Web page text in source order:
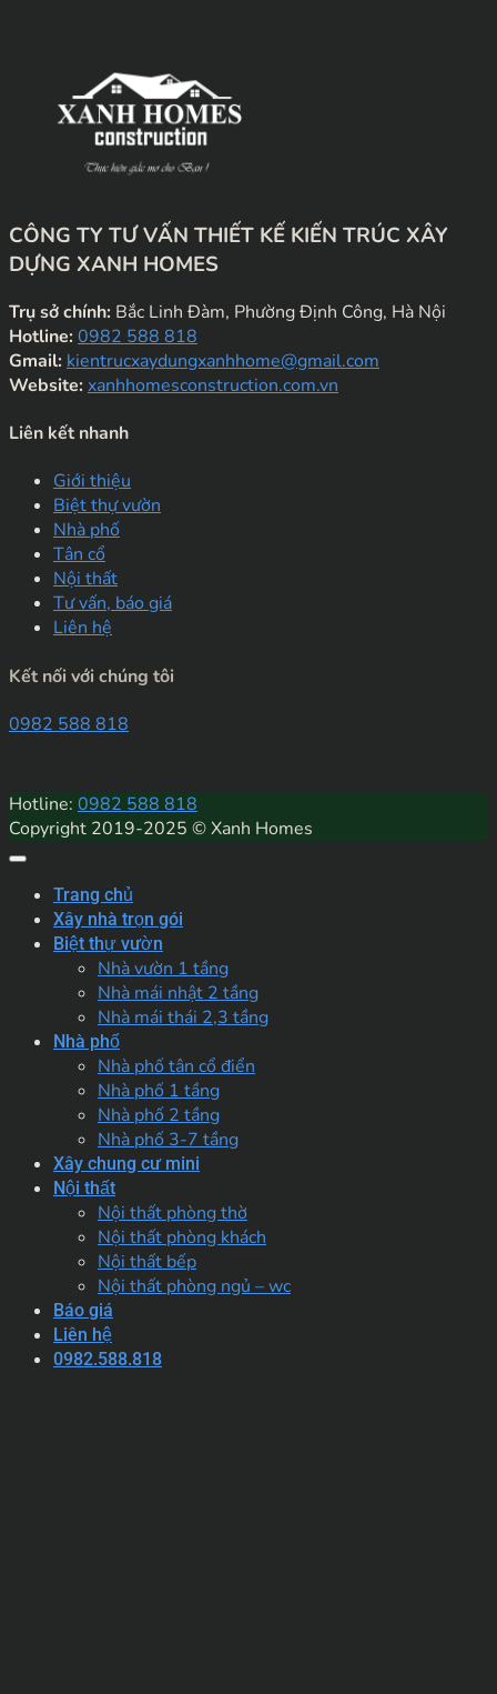
CÔNG TY TƯ VẤN THIẾT KẾ KIẾN TRÚC XÂY
DỰNG XANH HOMES
Trụ sở chính: Bắc Linh Đàm, Phường Định Công, Hà Nội
Hotline:0982 588 818
Gmail: kientrucxaydungxanhhome@gmail.com
Website:xanhhomesconstruction.com.vn
Liên kết nhanh
Giới thiệu
Biệt thự vườn
Nhà phố
Tân cổ
Nội thất
Tư vấn, báo giá
Liên hệ
Kết nối với chúng tôi
0982 588 818
Hotline: 0982 588 818
Copyright 2019-2025 © Xanh Homes
Trang chủ
Xây nhà trọn gói
Biệt thự vườn
Nhà vườn 1 tầng
Nhà mái nhật 2 tầng
Nhà mái thái 2,3 tầng
Nhà phố
Nhà phố tân cổ điển
Nhà phố 1 tầng
Nhà phố 2 tầng
Nhà phố 3-7 tầng
Xây chung cư mini
Nội thất
Nội thất phòng thờ
Nội thất phòng khách
Nội thất bếp
Nội thất phòng ngủ – wc
Báo giá
Liên hệ
0982.588.818